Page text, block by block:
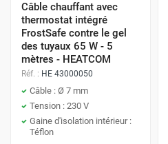
Câble chauffant avec
thermostat intégré
FrostSafe contre le gel
des tuyaux 65 W - 5
mètres - HEATCOM
Réf. : HE 43000050
Câble : Ø 7 mm
Tension : 230 V
Gaine d'isolation intérieur :
Téflon